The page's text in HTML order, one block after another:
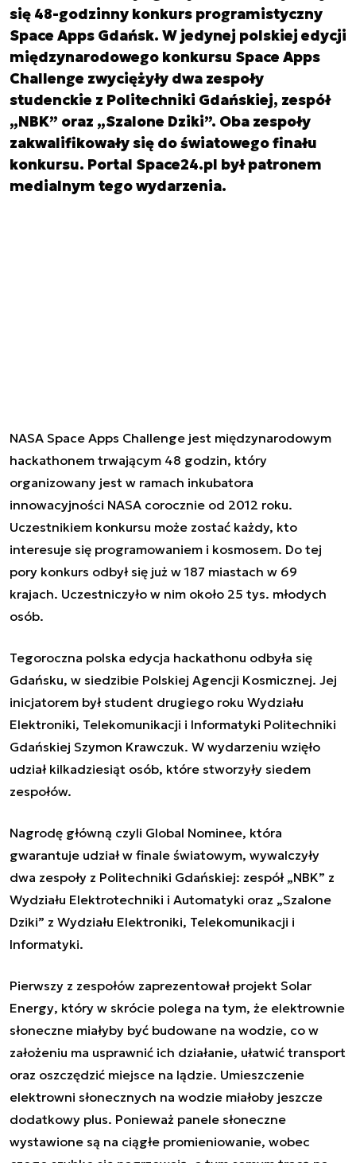
się 48-godzinny konkurs programistyczny
Space Apps Gdańsk. W jedynej polskiej edycji
międzynarodowego konkursu Space Apps
Challenge zwyciężyły dwa zespoły
studenckie z Politechniki Gdańskiej, zespół
„NBK” oraz „Szalone Dziki”. Oba zespoły
zakwalifikowały się do światowego finału
konkursu. Portal Space24.pl był patronem
medialnym tego wydarzenia.
NASA Space Apps Challenge jest międzynarodowym
hackathonem trwającym 48 godzin, który
organizowany jest w ramach inkubatora
innowacyjności NASA corocznie od 2012 roku.
Uczestnikiem konkursu może zostać każdy, kto
interesuje się programowaniem i kosmosem. Do tej
pory konkurs odbył się już w 187 miastach w 69
krajach. Uczestniczyło w nim około 25 tys. młodych
osób.
Tegoroczna polska edycja hackathonu odbyła się
Gdańsku, w siedzibie Polskiej Agencji Kosmicznej. Jej
inicjatorem był student drugiego roku Wydziału
Elektroniki, Telekomunikacji i Informatyki Politechniki
Gdańskiej Szymon Krawczuk. W wydarzeniu wzięło
udział kilkadziesiąt osób, które stworzyły siedem
zespołów.
Nagrodę główną czyli Global Nominee, która
gwarantuje udział w finale światowym, wywalczyły
dwa zespoły z Politechniki Gdańskiej: zespół „NBK” z
Wydziału Elektrotechniki i Automatyki oraz „Szalone
Dziki” z Wydziału Elektroniki, Telekomunikacji i
Informatyki.
Pierwszy z zespołów zaprezentował projekt Solar
Energy, który w skrócie polega na tym, że elektrownie
słoneczne miałyby być budowane na wodzie, co w
założeniu ma usprawnić ich działanie, ułatwić transport
oraz oszczędzić miejsce na lądzie. Umieszczenie
elektrowni słonecznych na wodzie miałoby jeszcze
dodatkowy plus. Ponieważ panele słoneczne
wystawione są na ciągłe promieniowanie, wobec